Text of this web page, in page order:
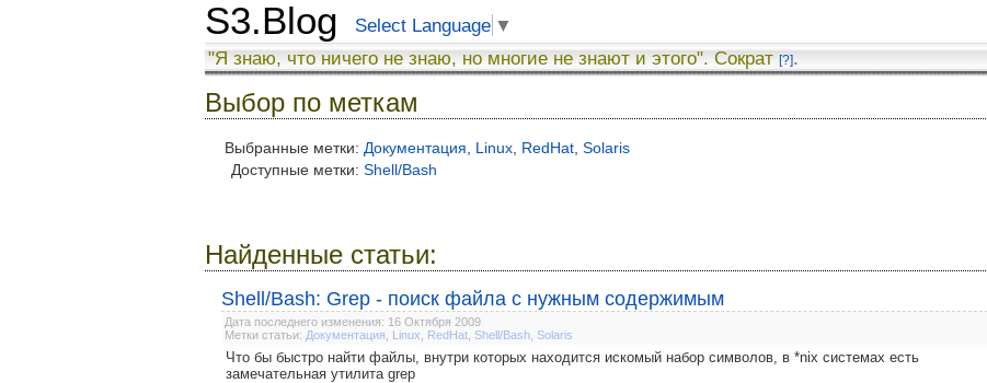
S3.Blog Select Language ▼
"Я знаю, что ничего не знаю, но многие не знают и этого". Сократ [?].
Выбор по меткам
Выбранные метки: Документация Linux RedHat Solaris
Доступные метки: Shell/Bash
Найденные статьи:
Shell/Bash: Grep - поиск файла с нужным содержимым
Дата последнего изменения: 16 Октября 2009
Метки статьи: Документация Linux RedHat Shell/Bash Solaris
Что бы быстро найти файлы, внутри которых находится искомый набор символов, в *nix системах есть
замечательная утилита grep